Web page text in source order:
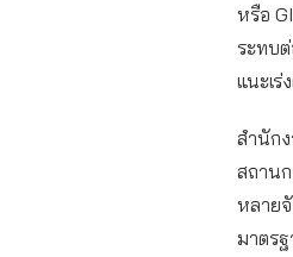
หรือ
ระทบ
แนะเร่
สำนัก
สถาน
หลาย
มาตร